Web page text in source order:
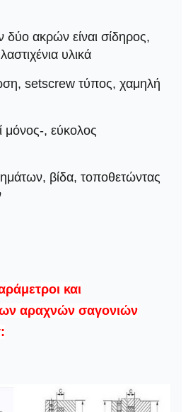
δύο ακρών είναι σίδηρος,
υλικά
setscrew τύπος, χαμηλή
, εύκολος
βίδα, τοποθετώντας
και
αραχνών σαγονιών
: